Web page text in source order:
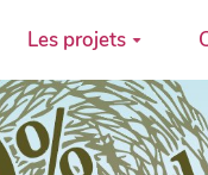
Les projets